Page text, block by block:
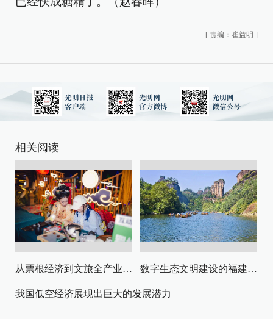
[ 责编：崔益明 ]
相关阅读
从票根经济到文旅全产业链升级 数字生态文明建设的福建路径与启示
我国低空经济展现出巨大的发展潜力